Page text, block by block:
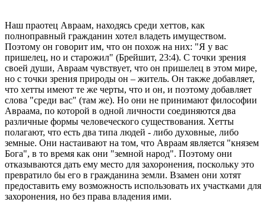
Наш праотец Авраам, находясь среди хеттов, как
полноправный гражданин хотел владеть имуществом.
Поэтому он говорит им, что он похож на них: "Я у вас
пришелец, но и старожил" (Брейшит, 23:4). С точки зрения
своей души, Авраам чувствует, что он пришелец в этом мире,
но с точки зрения природы он – житель. Он также добавляет,
что хетты имеют те же черты, что и он, и поэтому добавляет
слова "среди вас" (там же). Но они не принимают философии
Авраама, по которой в одной личности соединяются два
различные формы человеческого существования. Хетты
полагают, что есть два типа людей - либо духовные, либо
земные. Они настаивают на том, что Авраам является "князем
Бога", в то время как они "земной народ". Поэтому они
отказываются дать ему место для захоронения, поскольку это
превратило бы его в гражданина земли. Взамен они хотят
предоставить ему возможность использовать их участками для
захоронения, но без права владения ими.